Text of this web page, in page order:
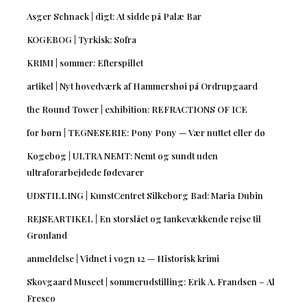
Asger Schnack | digt: At sidde på Palæ Bar
KOGEBOG | Tyrkisk: Sofra
KRIMI | sommer: Efterspillet
artikel | Nyt hovedværk af Hammershøi på Ordrupgaard
the Round Tower | exhibition: REFRACTIONS OF ICE
for børn | TEGNESERIE: Pony Pony — Vær nuttet eller dø
Kogebog | ULTRA NEMT: Nemt og sundt uden
ultraforarbejdede fødevarer
UDSTILLING | KunstCentret Silkeborg Bad: Maria Dubin
REJSEARTIKEL | En storslået og tankevækkende rejse til
Grønland
anmeldelse | Vidnet i vogn 12 — Historisk krimi
Skovgaard Museet | sommerudstilling: Erik A. Frandsen – Al
Fresco